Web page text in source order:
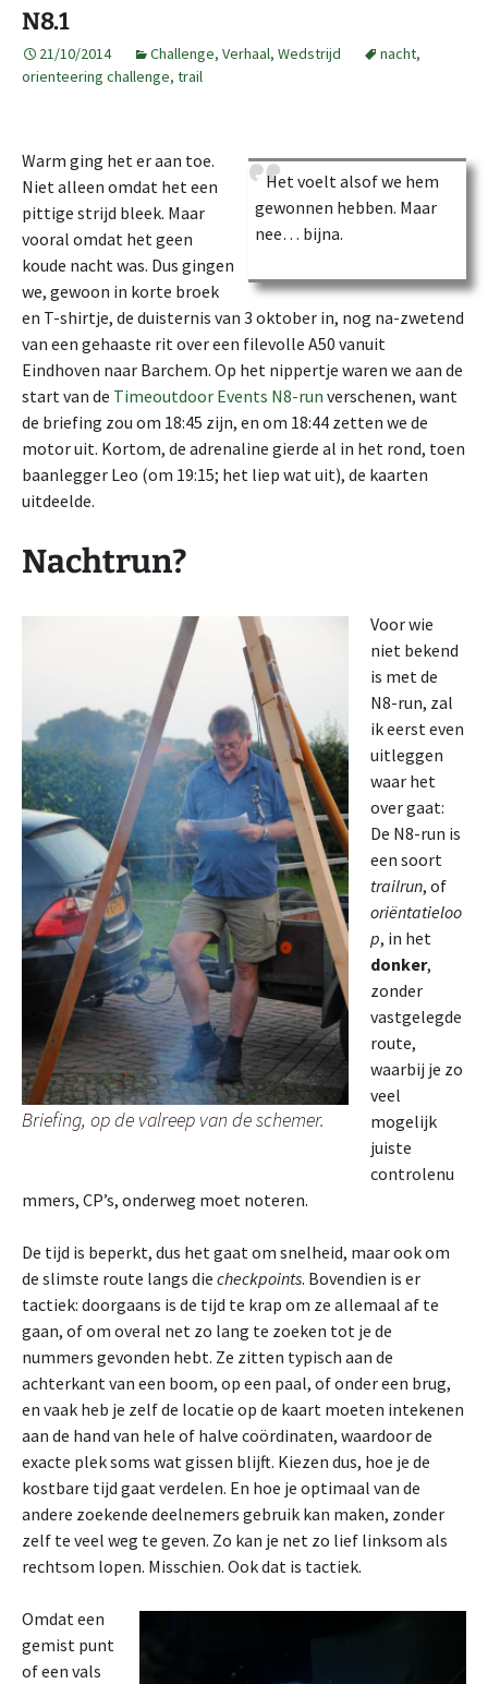
N8.1
21/10/2014 Challenge, Verhaal, Wedstrijd nacht,
orienteering challenge, trail
Het voelt alsof we hem
gewonnen hebben. Maar
nee… bijna.
Warm ging het er aan toe.
Niet alleen omdat het een
pittige strijd bleek. Maar
vooral omdat het geen
koude nacht was. Dus gingen
we, gewoon in korte broek
en T-shirtje, de duisternis van 3 oktober in, nog na-zwetend
van een gehaaste rit over een filevolle A50 vanuit
Eindhoven naar Barchem. Op het nippertje waren we aan de
start van de Timeoutdoor Events N8-run verschenen, want
de briefing zou om 18:45 zijn, en om 18:44 zetten we de
motor uit. Kortom, de adrenaline gierde al in het rond, toen
baanlegger Leo (om 19:15; het liep wat uit), de kaarten
uitdeelde.
Nachtrun?
Briefing, op de valreep van de schemer.
Voor wie
niet bekend
is met de
N8-run, zal
ik eerst even
uitleggen
waar het
over gaat:
De N8-run is
een soort
trailrun, of
oriëntatieloo
p, in het
donker,
zonder
vastgelegde
route,
waarbij je zo
veel
mogelijk
juiste
controlenu
mmers, CP’s, onderweg moet noteren.
De tijd is beperkt, dus het gaat om snelheid, maar ook om
de slimste route langs die checkpoints. Bovendien is er
tactiek: doorgaans is de tijd te krap om ze allemaal af te
gaan, of om overal net zo lang te zoeken tot je de
nummers gevonden hebt. Ze zitten typisch aan de
achterkant van een boom, op een paal, of onder een brug,
en vaak heb je zelf de locatie op de kaart moeten intekenen
aan de hand van hele of halve coördinaten, waardoor de
exacte plek soms wat gissen blijft. Kiezen dus, hoe je de
kostbare tijd gaat verdelen. En hoe je optimaal van de
andere zoekende deelnemers gebruik kan maken, zonder
zelf te veel weg te geven. Zo kan je net zo lief linksom als
rechtsom lopen. Misschien. Ook dat is tactiek.
Omdat een
gemist punt
of een vals